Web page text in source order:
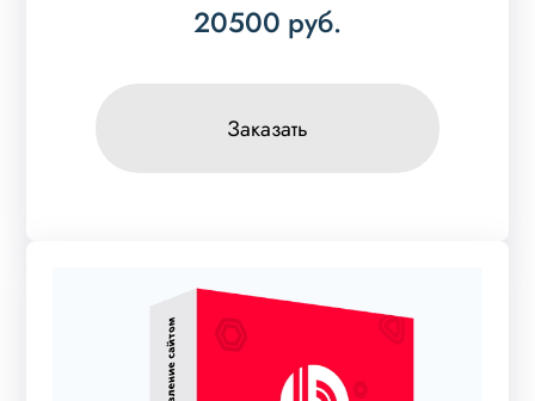
20500 руб.
Заказать